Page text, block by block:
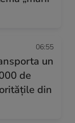
06:55
un
de
din